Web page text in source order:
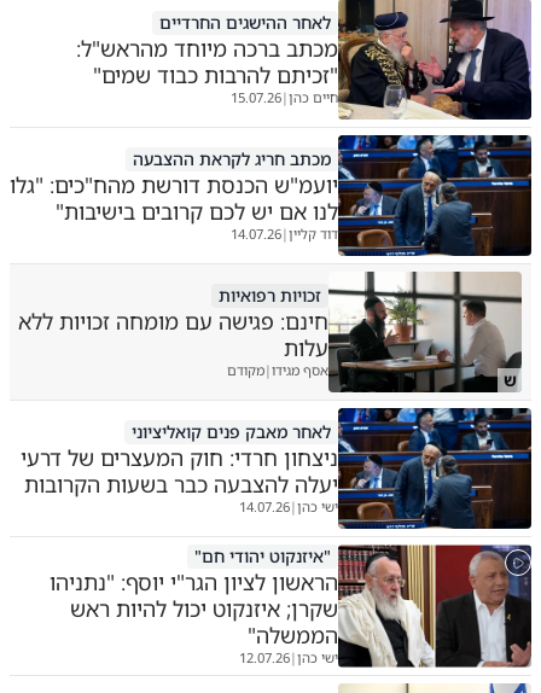
לאחר ההישגים החרדיים
מכתב ברכה מיוחד מהראש"ל:
"זכיתם להרבות כבוד שמים"
חיים כהן|
15.07.26
מכתב חריג לקראת ההצבעה
יועמ"ש הכנסת דורשת מהח"כים: "גלו
לנו אם יש לכם קרובים בישיבות"
דוד קליין|
14.07.26
ש
זכויות רפואיות
חינם: פגישה עם מומחה זכויות ללא
עלות
אסף מגידו|מקודם
לאחר מאבק פנים קואליציוני
ניצחון חרדי: חוק המעצרים של דרעי
יעלה להצבעה כבר בשעות הקרובות
ישי כהן |
14.07.26
"איזנקוט יהודי חם"
הראשון לציון הגר"י יוסף: "נתניהו
שקרן; איזנקוט יכול להיות ראש
הממשלה"
ישי כהן |
12.07.26